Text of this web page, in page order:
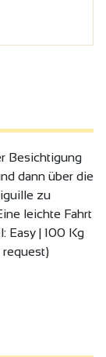
Besichtigung
dann über die
zu
leichte Fahrt
Easy | 100 Kg
request)